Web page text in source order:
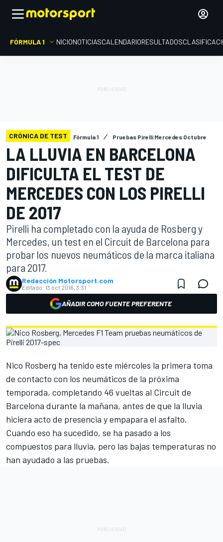
FÓRMULA 1 INICIONOTICIASCALENDARIORESULTADOS
CRÓNICA DE TEST Fórmula 1 Pruebas Pirelli Mercedes Octubre
LA LLUVIA EN BARCELONA
DIFICULTA EL TEST DE
MERCEDES CON LOS PIRELLI
DE 2017
Pirelli ha completado con la ayuda de Rosberg y
Mercedes, un test en el Circuit de Barcelona para
probar los nuevos neumáticos de la marca italiana
para 2017.
Redacción Motorsport.com
Editado: 13 oct 2016, 3:31
AÑADIR COMO FUENTE PREFERENTE
Nico Rosberg ha tenido este miércoles la primera toma
de contacto con los neumáticos de la próxima
temporada, completando 46 vueltas al Circuit de
Barcelona durante la mañana, antes de que la lluvia
hiciera acto de presencia y empapara el asfalto.
Cuando eso ha sucedido, se ha pasado a los
compuestos para lluvia, pero las bajas temperaturas no
han ayudado a las pruebas.